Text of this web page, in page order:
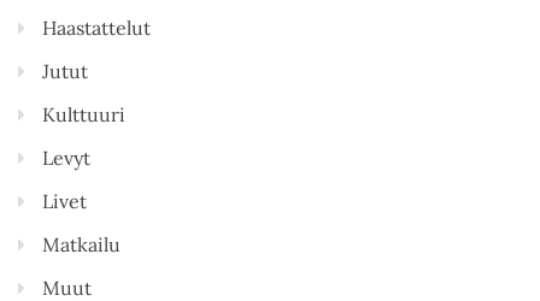
Haastattelut
Jutut
Kulttuuri
Levyt
Livet
Matkailu
Muut